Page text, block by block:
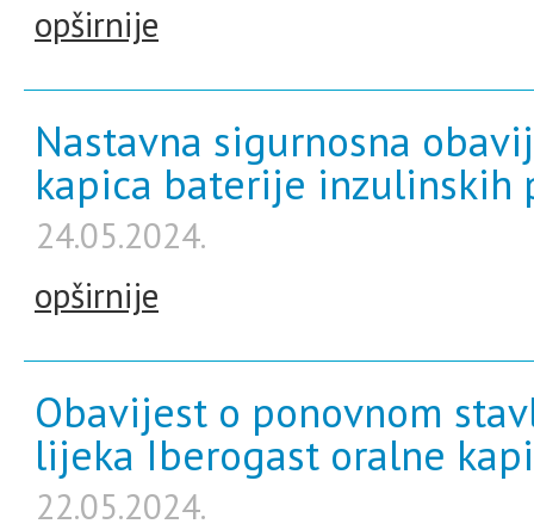
opširnije
Nastavna sigurnosna
kapica baterije inzulinskih
24.05.2024.
opširnije
Obavijest o ponovnom
lijeka Iberogast oralne
22.05.2024.